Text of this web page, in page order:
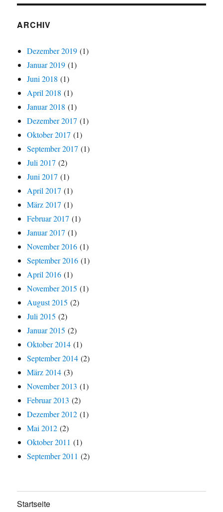
ARCHIV
Dezember 2019 (1)
Januar 2019 (1)
Juni 2018 (1)
April 2018 (1)
Januar 2018 (1)
Dezember 2017 (1)
Oktober 2017 (1)
September 2017 (1)
Juli 2017 (2)
Juni 2017 (1)
April 2017 (1)
März 2017 (1)
Februar 2017 (1)
Januar 2017 (1)
November 2016 (1)
September 2016 (1)
April 2016 (1)
November 2015 (1)
August 2015 (2)
Juli 2015 (2)
Januar 2015 (2)
Oktober 2014 (1)
September 2014 (2)
März 2014 (3)
November 2013 (1)
Februar 2013 (2)
Dezember 2012 (1)
Mai 2012 (2)
Oktober 2011 (1)
September 2011 (2)
Startseite